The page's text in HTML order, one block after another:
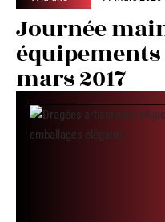
Journée
mars 2017